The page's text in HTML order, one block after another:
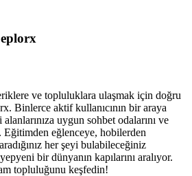
ve topluluklara ulaşmak için doğru
Binlerce aktif kullanıcının bir araya
uygun sohbet odalarını ve
Eğitimden eğlenceye, hobilerden
her şeyi bulabileceğiniz
bir dünyanın kapılarını aralıyor.
topluluğunu keşfedin!